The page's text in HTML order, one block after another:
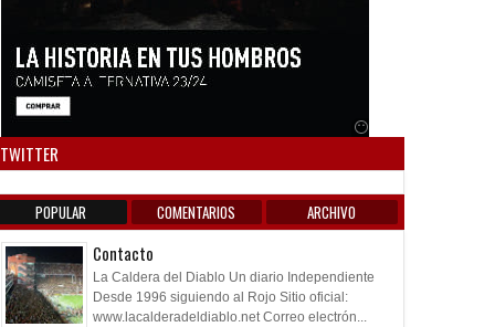
TWITTER
POPULAR COMENTARIOS ARCHIVO
Contacto
La Caldera del Diablo Un diario Independiente
Desde 1996 siguiendo al Rojo Sitio oficial:
www.lacalderadeldiablo.net Correo electrón...